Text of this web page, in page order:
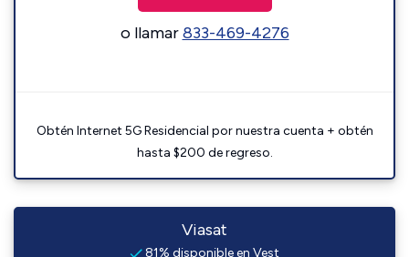
o llamar833-469-4276
Obtén Internet 5G Residencial por nuestra cuenta + obtén
hasta $200 de regreso.
Viasat
81% disponible en Vest